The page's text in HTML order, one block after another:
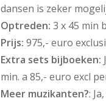
dansen is zeker
Optreden: 3 x 45 min
Prijs: 975,- euro
Extra sets bijboeken:
min. a 85,- euro excl
Meer muzikanten?: